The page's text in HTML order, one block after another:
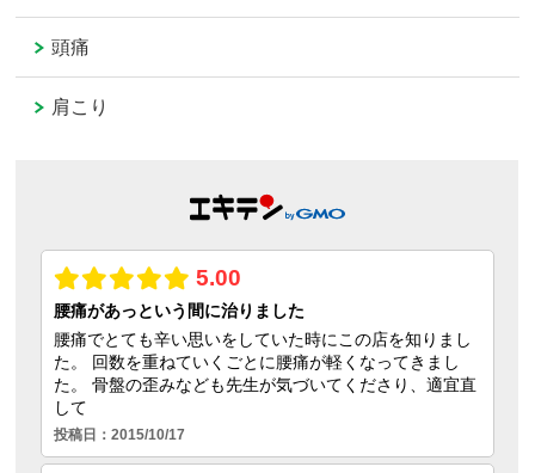
頭痛
肩こり